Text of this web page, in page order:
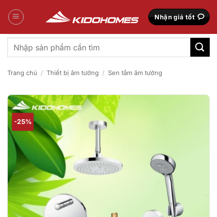
qua
Nhận giá tốt
Tìm
kiếm:
Trang chủ / Thiết bị âm tường / Sen tắm âm tường
-25%